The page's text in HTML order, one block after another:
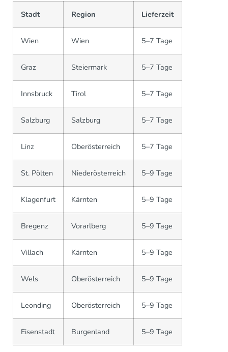
Stadt Region Lieferzeit
Wien Wien 5–7 Tage
Graz Steiermark 5–7 Tage
Innsbruck Tirol 5–7 Tage
Salzburg Salzburg 5–7 Tage
Linz Oberösterreich 5–7 Tage
St. Pölten Niederösterreich 5–9 Tage
Klagenfurt Kärnten 5–9 Tage
Bregenz Vorarlberg 5–9 Tage
Villach Kärnten 5–9 Tage
Wels Oberösterreich 5–9 Tage
Leonding Oberösterreich 5–9 Tage
Eisenstadt Burgenland 5–9 Tage